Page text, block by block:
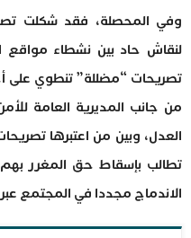
وفي المحصلة، فقد شكلت
لنقاش حاد بين نشطاء مواقع
تصريحات “مضللة” تنطوي على
من جانب المديرية العامة
العدل، وبين من اعتبرها
تطالب بإسقاط حق المغرر
الاندماج مجددا في المجتمع عبر